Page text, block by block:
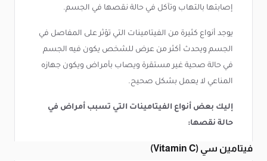
إصابتها بالتهاب وتآكل في حالة نقصها في الجسم.
يوجد أنواع كثيرة من الفيتامينات التي تؤثر على المفاصل في
الجسم ويحدث أكثر من عرض للشخص يكون فيه الجسم
في حالة صحية غير مستقرة ويصاب بأمراض ويكون جهازه
المناعي لا يعمل بشكل صحيح.
إليك بعض أنواع الفيتامينات التي تسبب أمراض في
حالة نقصها:
فيتامين سي (Vitamin C)